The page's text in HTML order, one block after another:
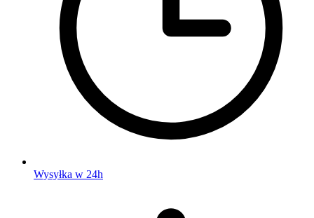
Wysyłka w 24h